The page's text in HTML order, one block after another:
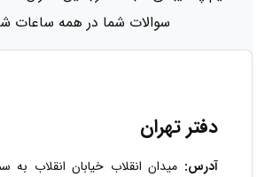
سوالات شما در همه ساعات
دفتر تهران
آدرس: میدان انقلاب خیابان انقلاب